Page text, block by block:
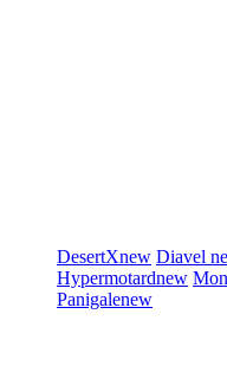
DesertXnew Diavel
Hypermotardnew
Panigalenew